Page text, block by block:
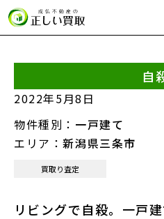
サービス
自殺物件
自
2022年5月8日
物件種別： 一戸建て
エリア：新潟県三条市
買取り査定
リビングで自殺。一戸